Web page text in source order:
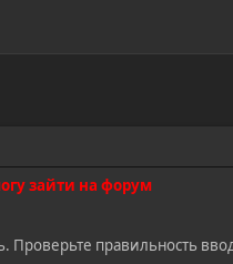
зайти на форум
Проверьте правильность